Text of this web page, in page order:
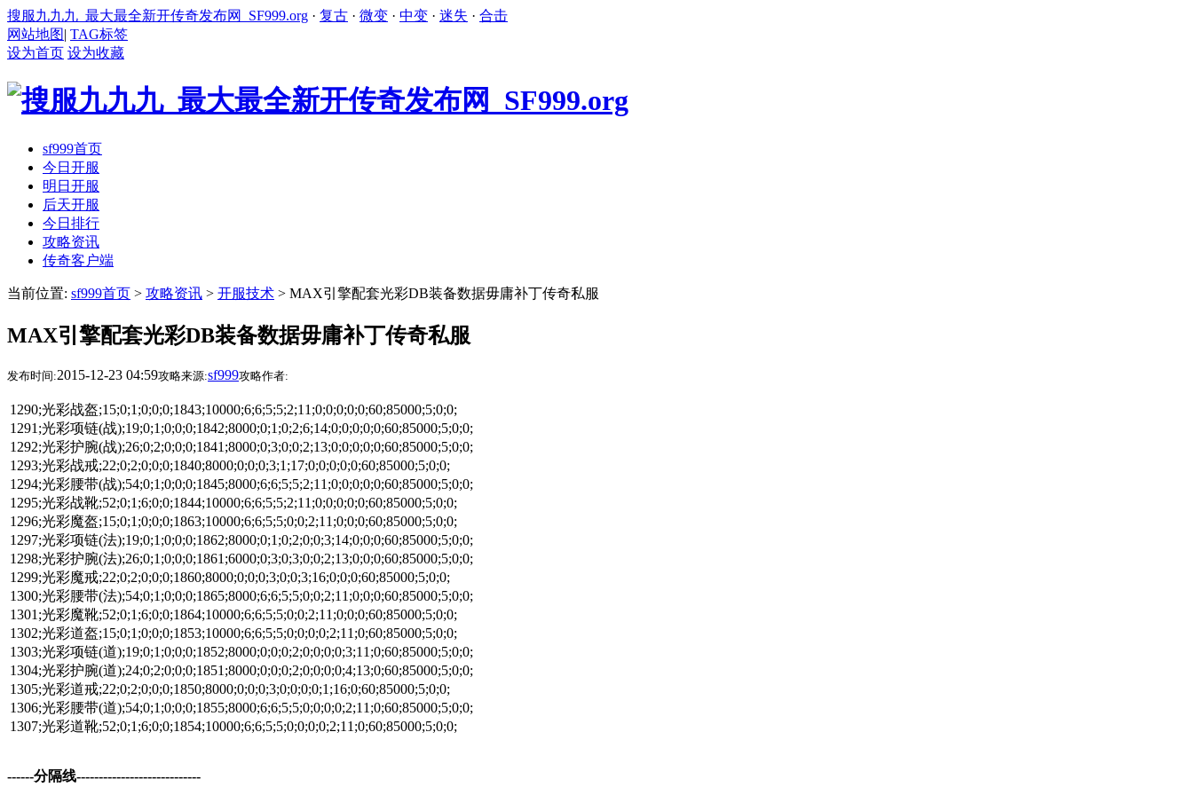
搜服九九九_最大最全新开传奇发布网_SF999.org · 复古 · 微变 · 中变 · 迷失 · 合击
网站地图| TAG标签
设为首页 设为收藏
sf999首页
今日开服
明日开服
后天开服
今日排行
攻略资讯
传奇客户端
当前位置: sf999首页 > 攻略资讯 > 开服技术 > MAX引擎配套光彩DB装备数据毋庸补丁传奇私服
MAX引擎配套光彩DB装备数据毋庸补丁传奇私服
发布时间:2015-12-23 04:59攻略来源:sf999攻略作者:
1290;光彩战盔;15;0;1;0;0;0;1843;10000;6;6;5;5;2;11;0;0;0;0;0;60;85000;5;0;0;
1291;光彩项链(战);19;0;1;0;0;0;1842;8000;0;1;0;2;6;14;0;0;0;0;0;60;85000;5;0;0;
1292;光彩护腕(战);26;0;2;0;0;0;1841;8000;0;3;0;0;2;13;0;0;0;0;0;60;85000;5;0;0;
1293;光彩战戒;22;0;2;0;0;0;1840;8000;0;0;0;3;1;17;0;0;0;0;0;60;85000;5;0;0;
1294;光彩腰带(战);54;0;1;0;0;0;1845;8000;6;6;5;5;2;11;0;0;0;0;0;60;85000;5;0;0;
1295;光彩战靴;52;0;1;6;0;0;1844;10000;6;6;5;5;2;11;0;0;0;0;0;60;85000;5;0;0;
1296;光彩魔盔;15;0;1;0;0;0;1863;10000;6;6;5;5;0;0;2;11;0;0;0;60;85000;5;0;0;
1297;光彩项链(法);19;0;1;0;0;0;1862;8000;0;1;0;2;0;0;3;14;0;0;0;60;85000;5;0;0;
1298;光彩护腕(法);26;0;1;0;0;0;1861;6000;0;3;0;3;0;0;2;13;0;0;0;60;85000;5;0;0;
1299;光彩魔戒;22;0;2;0;0;0;1860;8000;0;0;0;3;0;0;3;16;0;0;0;60;85000;5;0;0;
1300;光彩腰带(法);54;0;1;0;0;0;1865;8000;6;6;5;5;0;0;2;11;0;0;0;60;85000;5;0;0;
1301;光彩魔靴;52;0;1;6;0;0;1864;10000;6;6;5;5;0;0;2;11;0;0;0;60;85000;5;0;0;
1302;光彩道盔;15;0;1;0;0;0;1853;10000;6;6;5;5;0;0;0;0;2;11;0;60;85000;5;0;0;
1303;光彩项链(道);19;0;1;0;0;0;1852;8000;0;0;0;2;0;0;0;0;3;11;0;60;85000;5;0;0;
1304;光彩护腕(道);24;0;2;0;0;0;1851;8000;0;0;0;2;0;0;0;0;4;13;0;60;85000;5;0;0;
1305;光彩道戒;22;0;2;0;0;0;1850;8000;0;0;0;3;0;0;0;0;1;16;0;60;85000;5;0;0;
1306;光彩腰带(道);54;0;1;0;0;0;1855;8000;6;6;5;5;0;0;0;0;2;11;0;60;85000;5;0;0;
1307;光彩道靴;52;0;1;6;0;0;1854;10000;6;6;5;5;0;0;0;0;2;11;0;60;85000;5;0;0;
------分隔线----------------------------